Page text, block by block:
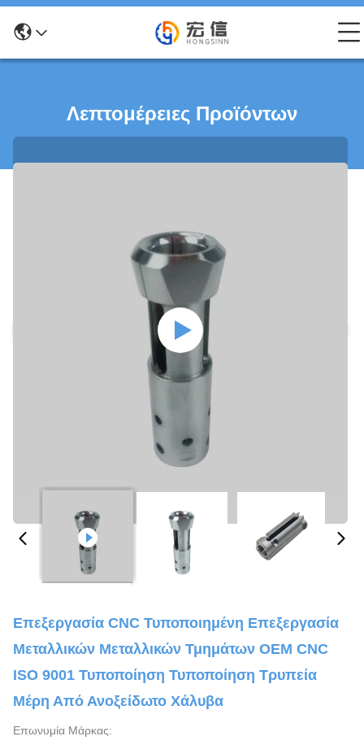
Λεπτομέρειες Προϊόντων
Επεξεργασία CNC Τυποποιημένη Επεξεργασία
Μεταλλικών Μεταλλικών Τμημάτων OEM CNC
ISO 9001 Τυποποίηση Τυποποίηση Τρυπεία
Μέρη Από Ανοξείδωτο Χάλυβα
Επωνυμία Μάρκας: